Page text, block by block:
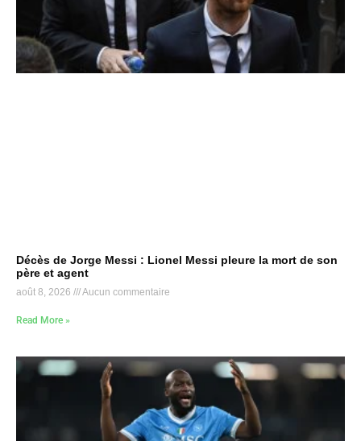
Décès de Jorge Messi : Lionel Messi pleure la mort de son
père et agent
août 8, 2026 Aucun commentaire
Read More »